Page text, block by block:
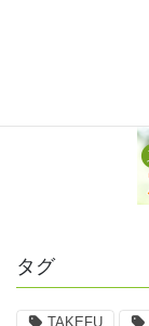
タグ
TAKEFU